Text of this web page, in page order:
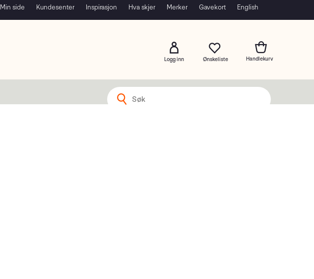
Min side Kundesenter Inspirasjon Hva skjer Merker Gavekort English
Logg inn